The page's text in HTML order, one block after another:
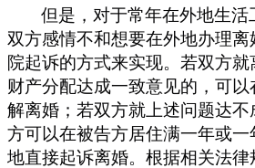
但是，对于常年在外地生活
双方感情不和想要在外地办理
院起诉的方式来实现。 若双方就
财产分配达成一致意见的，可
解离婚；若双方就上述问题达
方可以在被告方居住满一年或
地直接起诉离婚。根据相关法